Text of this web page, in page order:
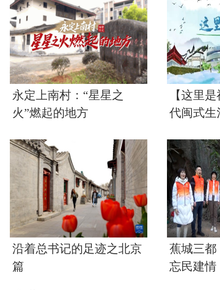
永定上南村：“星星之
火”燃起的地方
【这里
代闽式生
沿着总书记的足迹之北京
篇
蕉城三都
忘民建情